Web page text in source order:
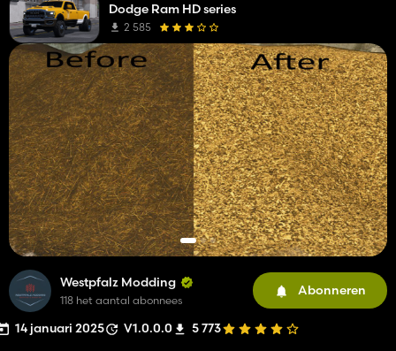
Westpfalz Modding
118 het aantal abonnees
Abonneren
14 januari 2025 V1.0.0.0 5 773
Dodge Ram HD series
2 585